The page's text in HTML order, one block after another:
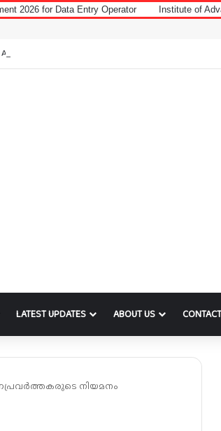
Entry Operator Institute of Advanced
Key 2026
LATEST UPDATES ABOUT US
നിയമനം